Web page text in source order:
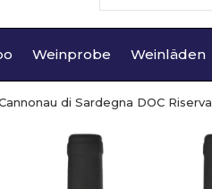
Weinprobe Weinläden
di Sardegna DOC Riserva